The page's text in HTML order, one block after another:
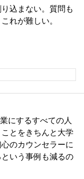
込まない。質問も
れが難しい。
するすべての人
とをきちんと大学
のカウンセラーに
いう事例も減るの